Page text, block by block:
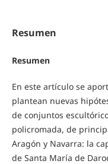
Resumen
Resumen
En este artículo se
plantean nuevas
de conjuntos
policromada, de
Aragón y Navarra: la
de Santa María de